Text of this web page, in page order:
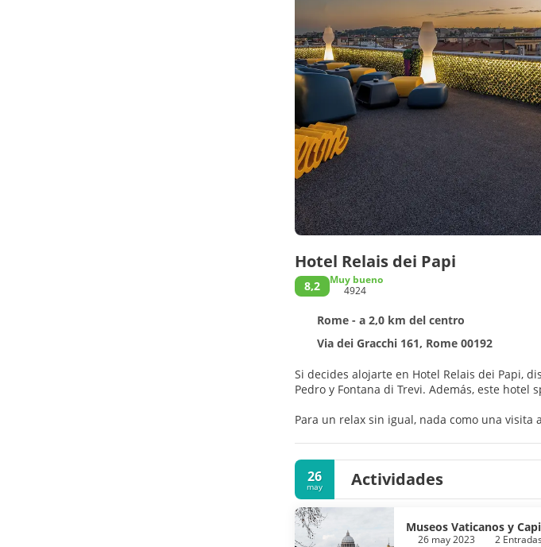
Hotel Relais dei Papi
8,2
Muy bueno
4924
Rome - a 2,0 km del centro
Via dei Gracchi 161, Rome 00192
Si decides alojarte en Hotel Relais dei Papi,
Pedro y Fontana di Trevi.
Para un relax sin igual, nada como una
Te sentirás como en tu propia casa en
conexión wifi gratis. El cuarto de baño está
Aprovecha el servicio de habitaciones con
bebida favorita en el bar o lounge. Se ofrece
26
may Actividades
Museos Vaticanos y
26 may 2023 2 Entradas